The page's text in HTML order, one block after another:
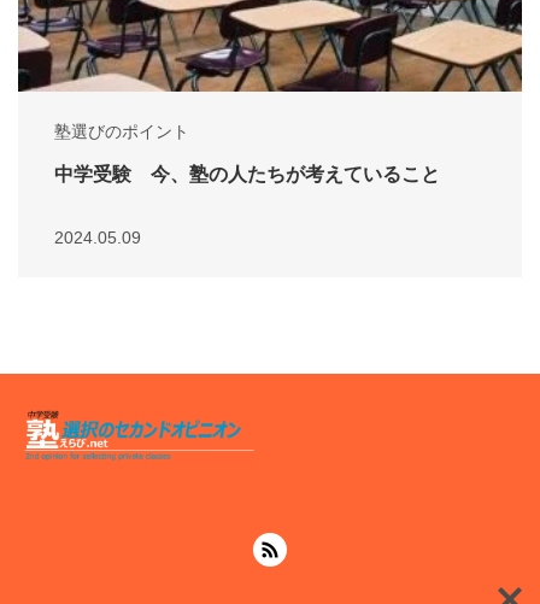
塾選びのポイント
中学受験 今、塾の人たちが考えていること
2024.05.09